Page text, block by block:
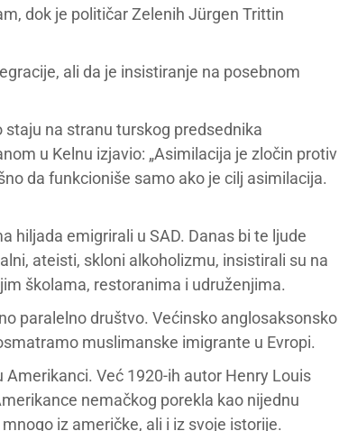
dok je političar Zelenih Jürgen Trittin
ali da je insistiranje na posebnom
na stranu turskog predsednika
u Kelnu izjavio: „Asimilacija je zločin protiv
da funkcioniše samo ako je cilj asimilacija.
hiljada emigrirali u SAD. Danas bi te ljude
ateisti, skloni alkoholizmu, insistirali su na
školama, restoranima i udruženjima.
paralelno društvo. Većinsko anglosaksonsko
muslimanske imigrante u Evropi.
Već 1920-ih autor Henry Louis
nemačkog porekla kao nijednu
iz američke, ali i iz svoje istorije.